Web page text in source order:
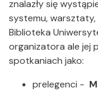
znalazły się
systemu,
Biblioteka
organizatora ale jej
spotkaniach jako:
prelegenci -